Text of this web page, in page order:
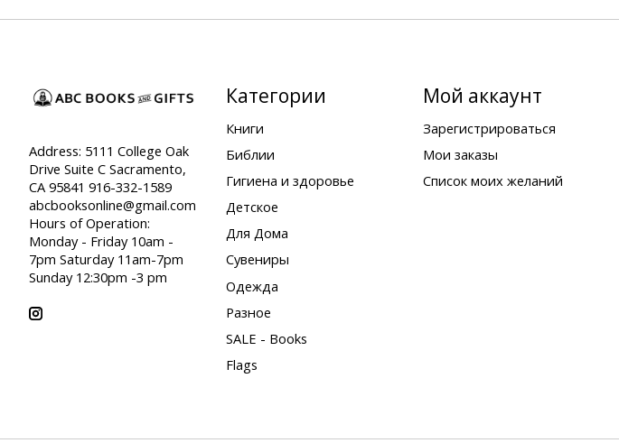
Address: 5111 College Oak
Drive Suite C Sacramento,
CA 95841 916-332-1589
abcbooksonline@gmail.com
Hours of Operation:
Monday - Friday 10am -
7pm Saturday 11am-7pm
Sunday 12:30pm -3 pm
Категории
Книги
Библии
Гигиена и здоровье
Детское
Для Дома
Сувениры
Одежда
Разное
SALE - Books
Flags
Мой аккаунт
Зарегистрироваться
Мои заказы
Список моих желаний